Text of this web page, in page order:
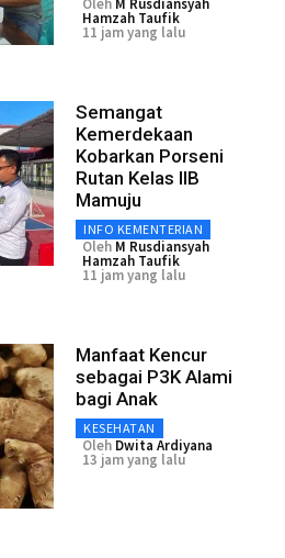
Oleh M Rusdiansyah
Hamzah Taufik
11 jam yang lalu
Semangat
Kemerdekaan
Kobarkan Porseni
Rutan Kelas IIB
Mamuju
INFO KEMENTERIAN
Oleh M Rusdiansyah
Hamzah Taufik
11 jam yang lalu
Manfaat Kencur
sebagai P3K Alami
bagi Anak
KESEHATAN
Oleh Dwita Ardiyana
13 jam yang lalu